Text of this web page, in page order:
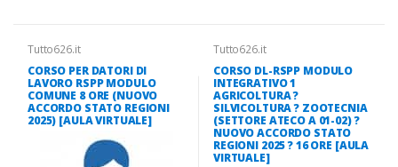
Tutto626.it
CORSO PER DATORI DI
LAVORO RSPP MODULO
COMUNE 8 ORE (NUOVO
ACCORDO STATO REGIONI
2025) [AULA VIRTUALE]
Tutto626.it
CORSO DL-RSPP MODULO
INTEGRATIVO 1
AGRICOLTURA ?
SILVICOLTURA ? ZOOTECNIA
(SETTORE ATECO A 01-02) ?
NUOVO ACCORDO STATO
REGIONI 2025 ? 16 ORE [AULA
VIRTUALE]